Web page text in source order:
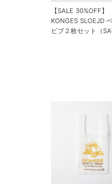
【SALE 30%OFF】
KONGES SLOEJD
ビブ２枚セット（